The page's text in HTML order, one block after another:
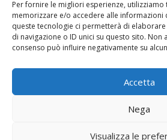
Per fornire le migliori esperienze,
memorizzare e/o accedere alle informazioni
queste tecnologie ci permetterà di
di navigazione o ID unici su questo sito. Non
consenso può influire negativamente su
Accetta
Nega
Visualizza le
Copyright © 2022 Giornale Cangrande.